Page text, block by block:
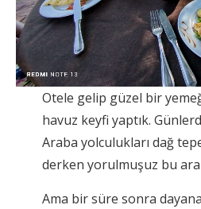
Otele gelip güzel bir
havuz keyfi yaptık.
Araba yolculukları dağ
derken yorulmuşuz bu
Ama bir süre sonra